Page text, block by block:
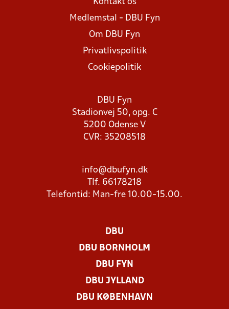
Kontakt os
Medlemstal - DBU Fyn
Om DBU Fyn
Privatlivspolitik
Cookiepolitik
DBU Fyn
Stadionvej 50, opg. C
5200 Odense V
CVR: 35208518
info@dbufyn.dk
Tlf. 66178218
Telefontid: Man-fre 10.00-15.00.
DBU
DBU BORNHOLM
DBU FYN
DBU JYLLAND
DBU KØBENHAVN